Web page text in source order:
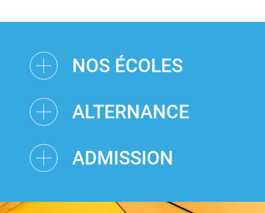
NOS ÉCOLES
ALTERNANCE
ADMISSION